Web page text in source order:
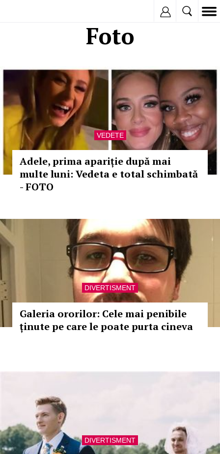
Foto
VEDETE
Adele, prima apariție după mai
multe luni: Vedeta e total schimbată
- FOTO
DIVERTISMENT
Galeria ororilor: Cele mai penibile
ținute pe care le poate purta cineva
DIVERTISMENT